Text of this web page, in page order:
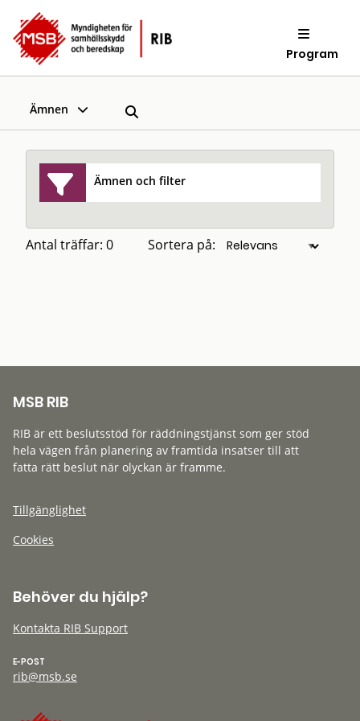
Program
Ämnen
Ämnen och filter
Antal träffar: 0 Sortera på:
MSB RIB
RIB är ett beslutsstöd för räddningstjänst som ger stöd
hela vägen från planering av framtida insatser till att
fatta rätt beslut när olyckan är framme.
Tillgänglighet
Cookies
Behöver du hjälp?
Kontakta RIB Support
E-POST
rib@msb.se